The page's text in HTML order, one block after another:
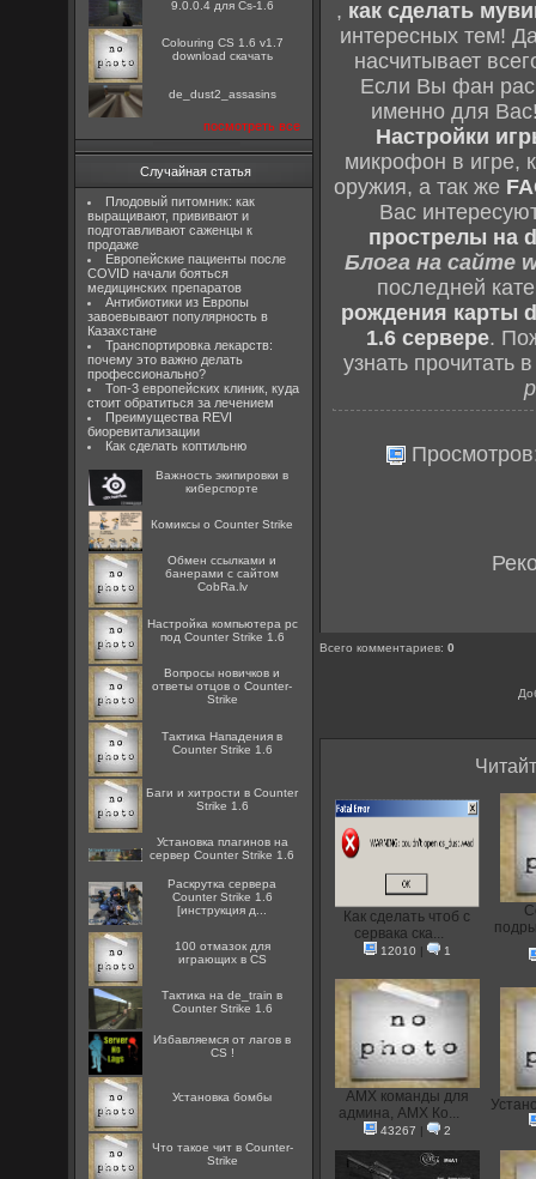
9.0.0.4 для Cs-1.6
Colouring CS 1.6 v1.7
download скачать
de_dust2_assasins
посмотреть все
Случайная статья
Плодовый питомник: как
выращивают, прививают и
подготавливают саженцы к
продаже
Европейские пациенты после
COVID начали бояться
медицинских препаратов
Антибиотики из Европы
завоевывают популярность в
Казахстане
Транспортировка лекарств:
почему это важно делать
профессионально?
Топ-3 европейских клиник, куда
стоит обратиться за лечением
Преимущества REVI
биоревитализации
Как сделать коптильню
Важность экипировки в
киберспорте
Комиксы о Counter Strike
Oбмен ссылками и
банерами с сайтом
CobRa.lv
Настройка компьютера pc
под Counter Strike 1.6
Вопросы новичков и
ответы отцов о Counter-
Strike
Тактика Нападения в
Counter Strike 1.6
Баги и хитрости в Counter
Strike 1.6
Установка плагинов на
сервер Counter Strike 1.6
Раскрутка сервера
Counter Strike 1.6
[инструкция д...
100 отмазок для
играющих в CS
Тактика на de_train в
Counter Strike 1.6
Избавляемся от лагов в
CS !
Установка бомбы
Что такое чит в Counter-
Strike
, как сделать
интересных тем!
насчитывает
Если Вы фан
именно для
Настройки
микрофон в игре,
оружия, а так же
Вас
прострелы на
Блога на сайте
последней
рождения карты
1.6 сервере.
узнать прочитать
Всего комментариев:0
Как сделать чтоб с
сервака ска...
12010 | 1
AMX команды для
админа, AMX Ко...
43267 | 2